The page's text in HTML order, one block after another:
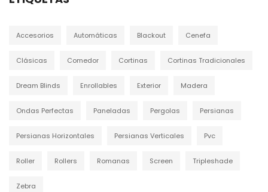
Accesorios Automáticas Blackout Cenefa
Clásicas Comedor Cortinas Cortinas Tradicionales
Dream Blinds Enrollables Exterior Madera
Ondas Perfectas Paneladas Pergolas Persianas
Persianas Horizontales Persianas Verticales Pvc
Roller Rollers Romanas Screen Tripleshade
Zebra